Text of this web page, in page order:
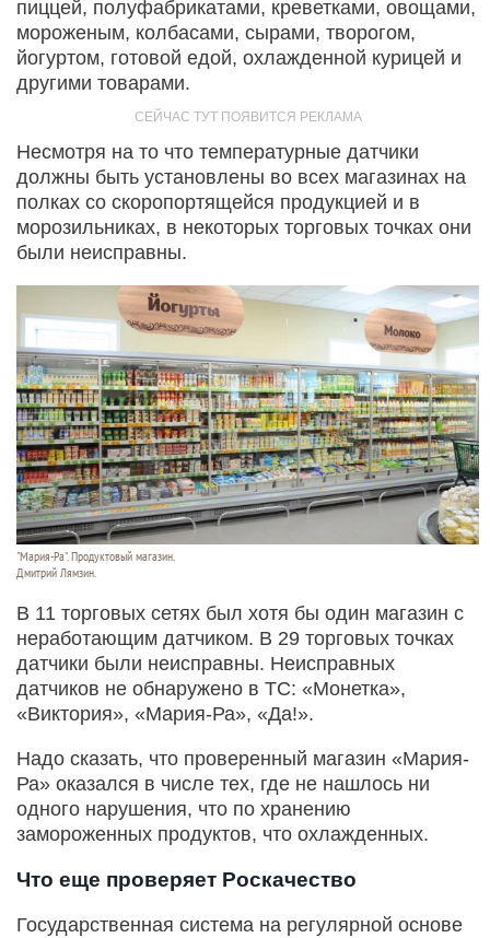
пиццей, полуфабрикатами, креветками, овощами,
мороженым, колбасами, сырами, творогом,
йогуртом, готовой едой, охлажденной курицей и
другими товарами.
Несмотря на то что температурные датчики
должны быть установлены во всех магазинах на
полках со скоропортящейся продукцией и в
морозильниках, в некоторых торговых точках они
были неисправны.
"Мария-Ра". Продуктовый магазин.
Дмитрий Лямзин.
В 11 торговых сетях был хотя бы один магазин с
неработающим датчиком. В 29 торговых точках
датчики были неисправны. Неисправных
датчиков не обнаружено в ТС: «Монетка»,
«Виктория», «Мария-Ра», «Да!».
Надо сказать, что проверенный магазин «Мария-
Ра» оказался в числе тех, где не нашлось ни
одного нарушения, что по хранению
замороженных продуктов, что охлажденных.
Что еще проверяет Роскачество
Государственная система на регулярной основе